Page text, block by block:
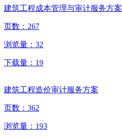
建筑工程成本管理与审计服务方案
页数： 267
浏览量： 32
下载量： 19
建筑工程造价审计服务方案
页数： 362
浏览量： 193